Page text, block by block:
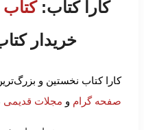
کارا کتاب:کتاب
خریدار
کارا کتاب نخستین و
صفحه گرام و مجلات قدیمی